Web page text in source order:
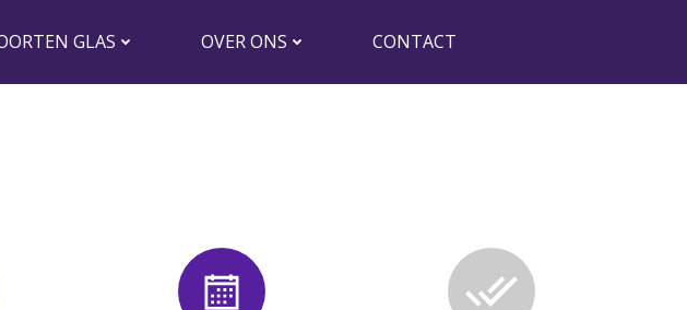
GLAS OVER ONS CONTACT